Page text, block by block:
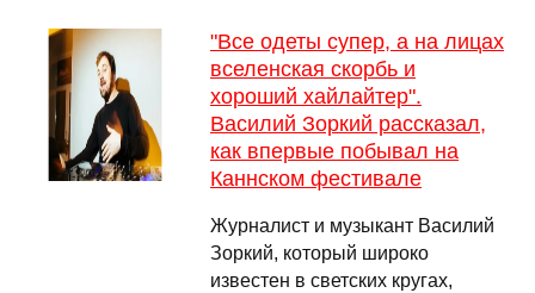
"Все одеты супер, а на лицах
вселенская скорбь и
хороший хайлайтер".
Василий Зоркий рассказал,
как впервые побывал на
Каннском фестивале
Журналист и музыкант Василий
Зоркий, который широко
известен в светских кругах,